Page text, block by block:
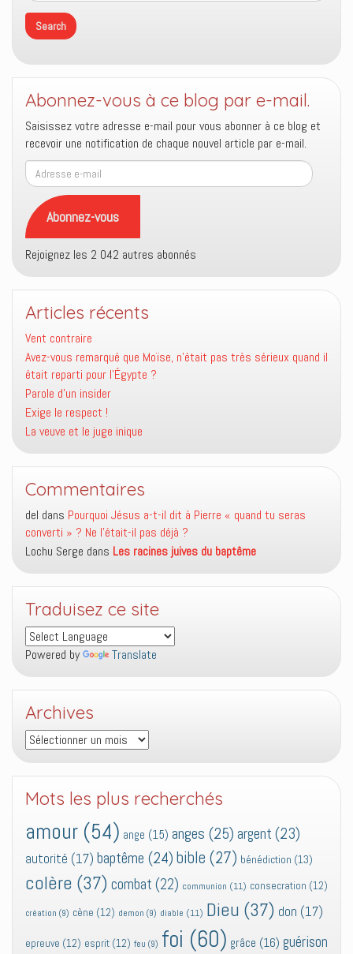
Abonnez-vous à ce blog par e-mail.
Saisissez votre adresse e-mail pour vous abonner à ce blog et
recevoir une notification de chaque nouvel article par e-mail.
Adresse
e-
mail
Abonnez-vous
Rejoignez les 2 042 autres abonnés
Articles récents
Vent contraire
Avez-vous remarqué que Moïse, n’était pas très sérieux quand il
était reparti pour l’Égypte ?
Parole d’un insider
Exige le respect !
La veuve et le juge inique
Commentaires
del dans Pourquoi Jésus a-t-il dit à Pierre « quand tu seras
converti » ? Ne l’était-il pas déjà ?
Lochu Serge dans Les racines juives du baptême
Traduisez ce site
Powered by Translate
Archives
Archives
Mots les plus recherchés
amour (54) ange (15) anges (25) argent (23)
autorité (17) baptême (24) bible (27) bénédiction (13)
colère (37) combat (22) communion (11) consecration (12)
création (9) cène (12) demon (9) diable (11) Dieu (37) don (17)
epreuve (12) esprit (12) feu (9) foi (60) grâce (16) guérison